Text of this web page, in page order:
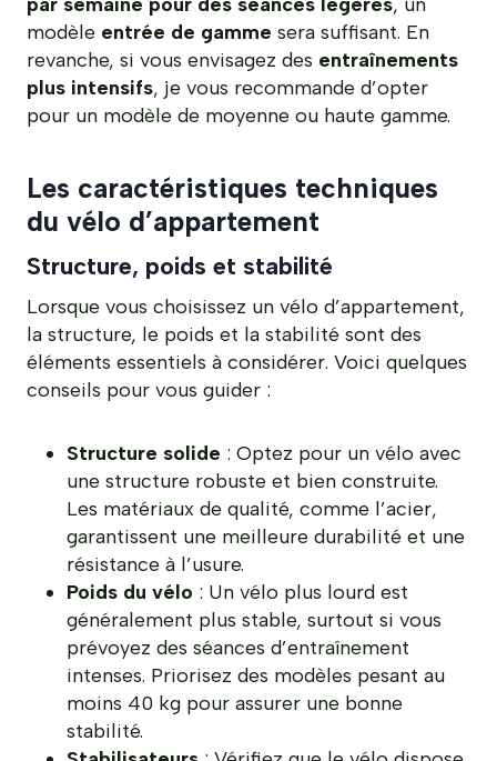
modèle entrée de gamme sera suffisant. En
revanche, si vous envisagez des entraînements
plus intensifs, je vous recommande d’opter
pour un modèle de moyenne ou haute gamme.
Les caractéristiques techniques
du vélo d’appartement
Structure, poids et stabilité
Lorsque vous choisissez un vélo d’appartement,
la structure, le poids et la stabilité sont des
éléments essentiels à considérer. Voici quelques
conseils pour vous guider :
Structure solide : Optez pour un vélo avec
une structure robuste et bien construite.
Les matériaux de qualité, comme l’acier,
garantissent une meilleure durabilité et une
résistance à l’usure.
Poids du vélo : Un vélo plus lourd est
généralement plus stable, surtout si vous
prévoyez des séances d’entraînement
intenses. Priorisez des modèles pesant au
moins 40 kg pour assurer une bonne
stabilité.